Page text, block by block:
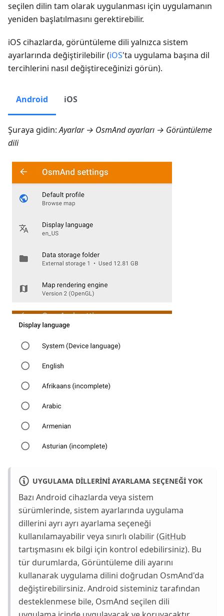
seçilen dilin tam olarak uygulanması için uygulamanın
yeniden başlatılmasını gerektirebilir.
iOS cihazlarda, görüntüleme dili yalnızca sistem
ayarlarında değiştirilebilir (iOS'ta uygulama başına dil
tercihlerini nasıl değiştireceğinizi görün).
Android iOS
Şuraya gidin:Ayarlar → OsmAnd ayarları → Görüntüleme
dili
UYGULAMA DILLERINI AYARLAMA SEÇENEĞI YOK
Bazı Android cihazlarda veya sistem
sürümlerinde, sistem ayarlarında uygulama
dillerini ayrı ayrı ayarlama seçeneği
kullanılamayabilir veya sınırlı olabilir (GitHub
tartışmasını ek bilgi için kontrol edebilirsiniz). Bu
tür durumlarda, Görüntüleme dili ayarını
kullanarak uygulama dilini doğrudan OsmAnd'da
değiştirebilirsiniz. Android sisteminiz tarafından
desteklenmese bile, OsmAnd seçilen dili